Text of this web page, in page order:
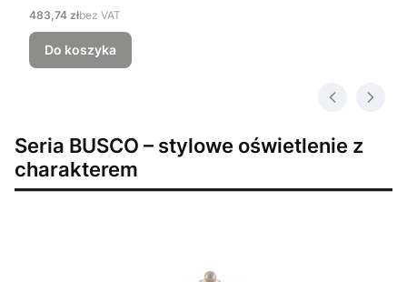
Cena
483,74 złbez VAT
Do koszyka
Seria BUSCO – stylowe oświetlenie z
charakterem